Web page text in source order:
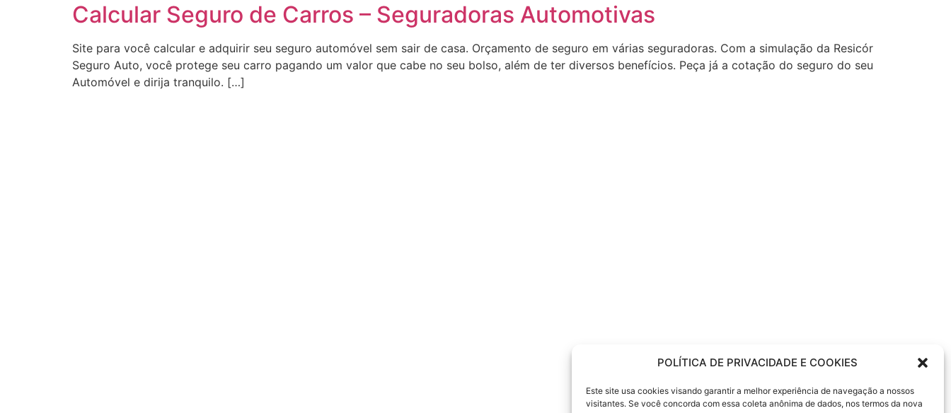
POLÍTICA DE PRIVACIDADE E COOKIES
Este site usa cookies visando garantir a melhor experiência de navegação a nossos
visitantes. Se você concorda com essa coleta anônima de dados, nos termos da nova
Calcular Seguro de Carros – Seguradoras Automotivas
Site para você calcular e adquirir seu seguro automóvel sem sair de casa. Orçamento de seguro em várias seguradoras. Com a simulação da Resicór
Seguro Auto, você protege seu carro pagando um valor que cabe no seu bolso, além de ter diversos benefícios. Peça já a cotação do seguro do seu
Automóvel e dirija tranquilo. […]